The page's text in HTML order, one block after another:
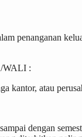
penanganan
WALI :
kantor, atau
dengan